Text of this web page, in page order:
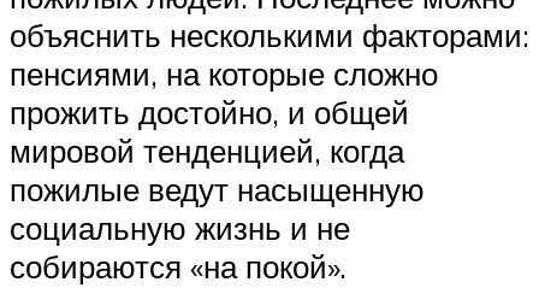
объяснить несколькими факторами:
пенсиями, на которые сложно
прожить достойно, и общей
мировой тенденцией, когда
пожилые ведут насыщенную
социальную жизнь и не
собираются «на покой».